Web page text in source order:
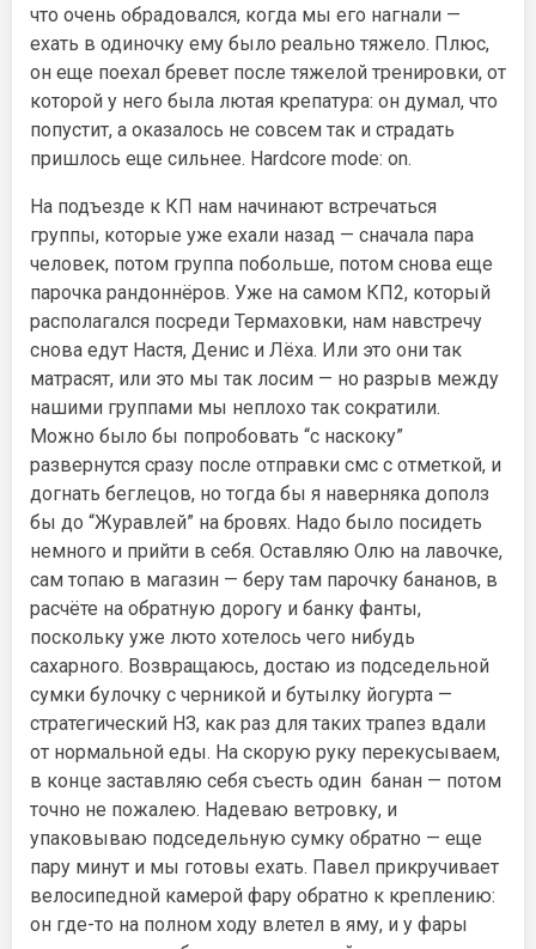
что очень обрадовался, когда мы его нагнали —
ехать в одиночку ему было реально тяжело. Плюс,
он еще поехал бревет после тяжелой тренировки, от
которой у него была лютая крепатура: он думал, что
попустит, а оказалось не совсем так и страдать
пришлось еще сильнее. Hardcore mode: on.
На подъезде к КП нам начинают встречаться
группы, которые уже ехали назад — сначала пара
человек, потом группа побольше, потом снова еще
парочка рандоннёров. Уже на самом КП2, который
располагался посреди Термаховки, нам навстречу
снова едут Настя, Денис и Лёха. Или это они так
матрасят, или это мы так лосим — но разрыв между
нашими группами мы неплохо так сократили.
Можно было бы попробовать “с наскоку”
развернутся сразу после отправки смс с отметкой, и
догнать беглецов, но тогда бы я наверняка дополз
бы до “Журавлей” на бровях. Надо было посидеть
немного и прийти в себя. Оставляю Олю на лавочке,
сам топаю в магазин — беру там парочку бананов, в
расчёте на обратную дорогу и банку фанты,
поскольку уже люто хотелось чего нибудь
сахарного. Возвращаюсь, достаю из подседельной
сумки булочку с черникой и бутылку йогурта —
стратегический НЗ, как раз для таких трапез вдали
от нормальной еды. На скорую руку перекусываем,
в конце заставляю себя съесть один банан — потом
точно не пожалею. Надеваю ветровку, и
упаковываю подседельную сумку обратно — еще
пару минут и мы готовы ехать. Павел прикручивает
велосипедной камерой фару обратно к креплению:
он где-то на полном ходу влетел в яму, и у фары